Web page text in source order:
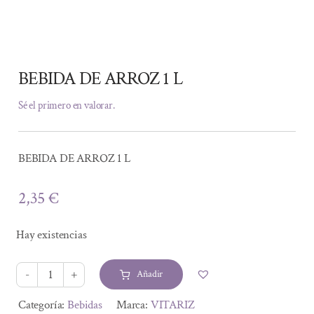
BEBIDA DE ARROZ 1 L
Sé el primero en valorar.
BEBIDA DE ARROZ 1 L
2,35€
Hay existencias
BEBIDA
DE
Añadir
Alternative:
Categoría:Bebidas Marca: VITARIZ